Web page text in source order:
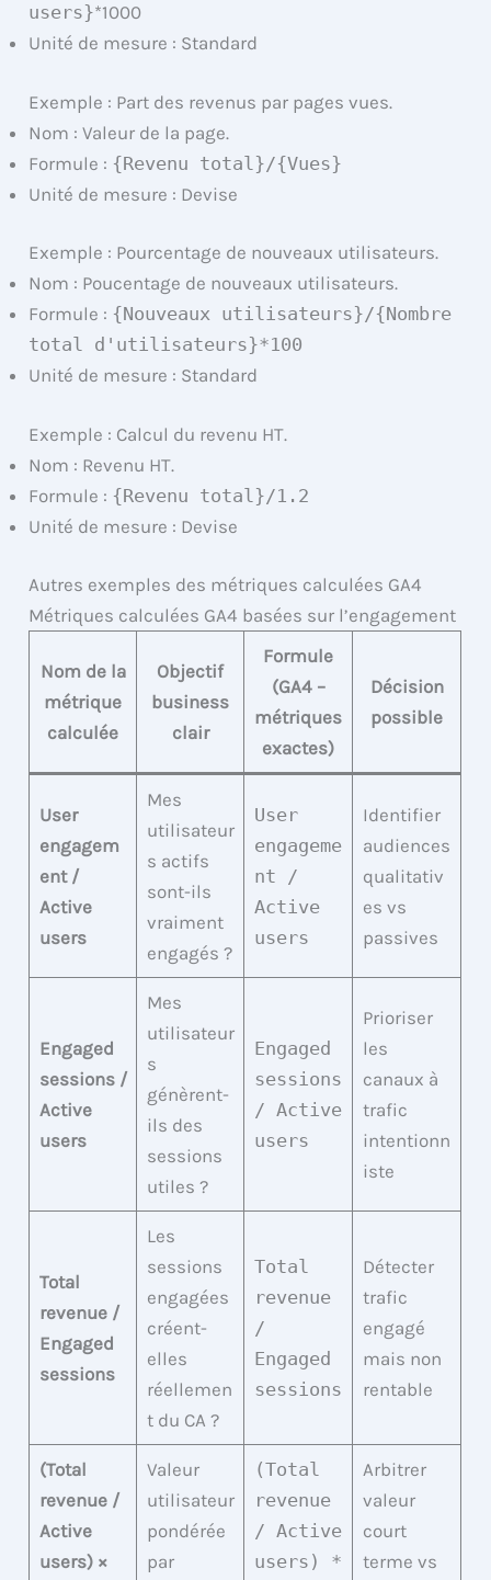
users}*1000
Unité de mesure : Standard
Exemple : Part des revenus par pages vues.
Nom : Valeur de la page.
Formule : {Revenu total}/{Vues}
Unité de mesure : Devise
Exemple : Pourcentage de nouveaux utilisateurs.
Nom : Poucentage de nouveaux utilisateurs.
Formule : {Nouveaux utilisateurs}/{Nombre
total d'utilisateurs}*100
Unité de mesure : Standard
Exemple : Calcul du revenu HT.
Nom : Revenu HT.
Formule : {Revenu total}/1.2
Unité de mesure : Devise
Autres exemples des métriques calculées GA4
Métriques calculées GA4 basées sur l’engagement
Nom de la
métrique
calculée
Objectif
business
clair
Formule
(GA4 –
métriques
exactes)
Décision
possible
User
engagem
ent /
Active
users
Mes
utilisateur
s actifs
sont-ils
vraiment
engagés ?
User
engageme
nt /
Active
users
Identifier
audiences
qualitativ
es vs
passives
Engaged
sessions /
Active
users
Mes
utilisateur
s
génèrent-
ils des
sessions
utiles ?
Engaged
sessions
/ Active
users
Prioriser
les
canaux à
trafic
intentionn
iste
Total
revenue /
Engaged
sessions
Les
sessions
engagées
créent-
elles
réellemen
t du CA ?
Total
revenue
/
Engaged
sessions
Détecter
trafic
engagé
mais non
rentable
(Total
revenue /
Active
users) ×
Valeur
utilisateur
pondérée
par
(Total
revenue
/ Active
users) *
Arbitrer
valeur
court
terme vs